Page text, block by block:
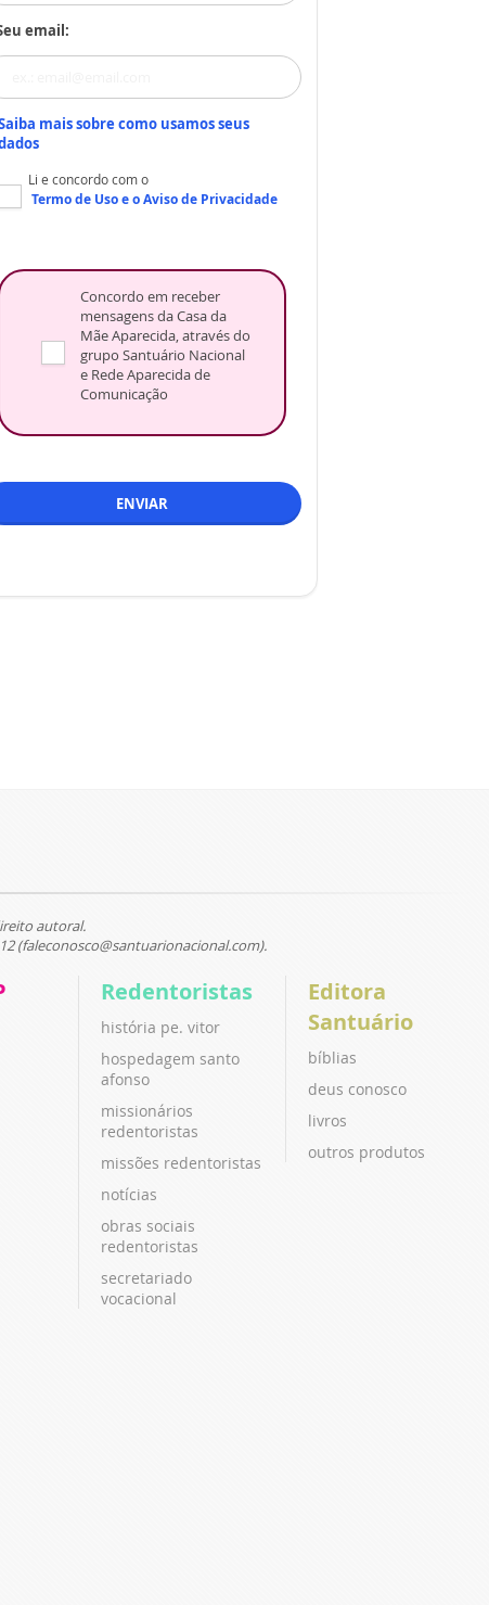
email:
mais sobre como usamos seus
Li e concordo com o
Termo de Usoe oAviso de Privacidade
Concordo em receber
mensagens da Casa da
Mãe Aparecida, através do
grupo Santuário Nacional
e Rede Aparecida de
Comunicação
ENVIAR
autoral.
(faleconosco@santuarionacional.com).
Redentoristas
história pe. vitor
hospedagem santo
afonso
missionários
redentoristas
missões redentoristas
notícias
obras sociais
redentoristas
secretariado
vocacional
Editora
Santuário
bíblias
deus conosco
livros
outros produtos